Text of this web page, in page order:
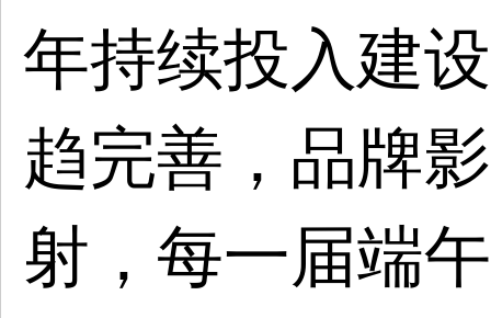
年持续投入建
趋完善，品牌
射，每一届端